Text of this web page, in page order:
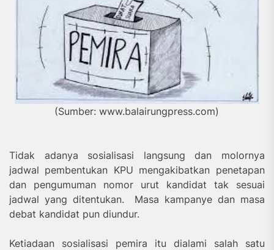
(Sumber: www.balairungpress.com)
Tidak adanya sosialisasi langsung dan molornya
jadwal pembentukan KPU mengakibatkan penetapan
dan pengumuman nomor urut kandidat tak sesuai
jadwal yang ditentukan. Masa kampanye dan masa
debat kandidat pun diundur.
Ketiadaan sosialisasi pemira itu dialami salah satu